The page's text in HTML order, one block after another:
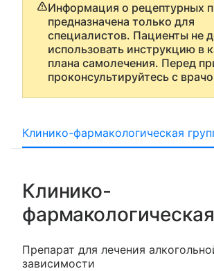
Информация о рецептурных
предназначена только для
специалистов. Пациенты не
использовать инструкцию в
плана самолечения. Перед
проконсультируйтесь с
Клинико-фармакологическая
Клинико-
Препарат для лечения
зависимости